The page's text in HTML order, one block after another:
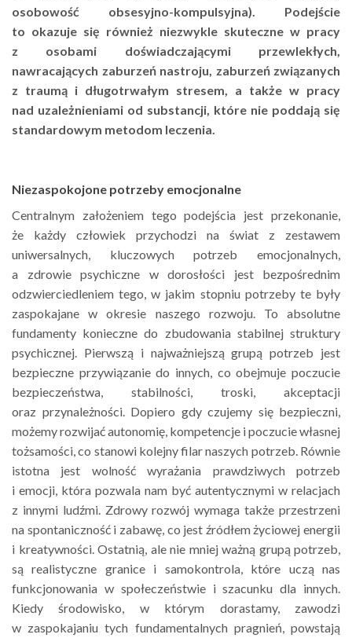
osobowość obsesyjno-kompulsyjna). Podejście
to okazuje się również niezwykle skuteczne w pracy
z osobami doświadczającymi przewlekłych,
nawracających zaburzeń nastroju, zaburzeń związanych
z traumą i długotrwałym stresem, a także w pracy
nad uzależnieniami od substancji, które nie poddają się
standardowym metodom leczenia.
Niezaspokojone potrzeby emocjonalne
Centralnym założeniem tego podejścia jest przekonanie,
że każdy człowiek przychodzi na świat z zestawem
uniwersalnych, kluczowych potrzeb emocjonalnych,
a zdrowie psychiczne w dorosłości jest bezpośrednim
odzwierciedleniem tego, w jakim stopniu potrzeby te były
zaspokajane w okresie naszego rozwoju. To absolutne
fundamenty konieczne do zbudowania stabilnej struktury
psychicznej. Pierwszą i najważniejszą grupą potrzeb jest
bezpieczne przywiązanie do innych, co obejmuje poczucie
bezpieczeństwa, stabilności, troski, akceptacji
oraz przynależności. Dopiero gdy czujemy się bezpieczni,
możemy rozwijać autonomię, kompetencje i poczucie własnej
tożsamości, co stanowi kolejny filar naszych potrzeb. Równie
istotna jest wolność wyrażania prawdziwych potrzeb
i emocji, która pozwala nam być autentycznymi w relacjach
z innymi ludźmi. Zdrowy rozwój wymaga także przestrzeni
na spontaniczność i zabawę, co jest źródłem życiowej energii
i kreatywności. Ostatnią, ale nie mniej ważną grupą potrzeb,
są realistyczne granice i samokontrola, które uczą nas
funkcjonowania w społeczeństwie i szacunku dla innych.
Kiedy środowisko, w którym dorastamy, zawodzi
w zaspokajaniu tych fundamentalnych pragnień, powstają